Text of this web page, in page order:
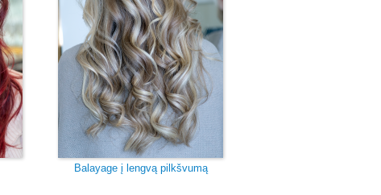
Balayage į lengvą pilkšvumą